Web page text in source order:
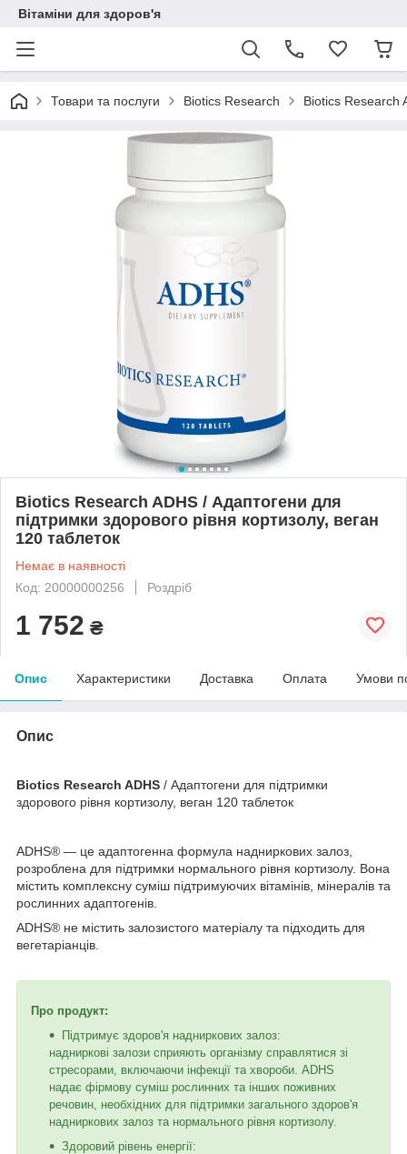
Вітаміни для здоров'я
Товари та послуги Biotics Research Biotics Research
Biotics Research ADHS / Адаптогени для
підтримки здорового рівня кортизолу, веган
120 таблеток
Немає в наявності
Код: 20000000256
Роздріб
1 752 ₴
Опис Характеристики Доставка Оплата Умови
Опис
Biotics Research ADHS / Адаптогени для підтримки
здорового рівня кортизолу, веган 120 таблеток
ADHS® — це адаптогенна формула надниркових залоз,
розроблена для підтримки нормального рівня кортизолу. Вона
містить комплексну суміш підтримуючих вітамінів, мінералів та
рослинних адаптогенів.
ADHS® не містить залозистого матеріалу та підходить для
вегетаріанців.
Про продукт:
Підтримує здоров'я надниркових залоз:
надниркові залози сприяють організму справлятися зі
стресорами, включаючи інфекції та хвороби. ADHS
надає фірмову суміш рослинних та інших поживних
речовин, необхідних для підтримки загального здоров'я
надниркових залоз та нормального рівня кортизолу.
Здоровий рівень енергії: